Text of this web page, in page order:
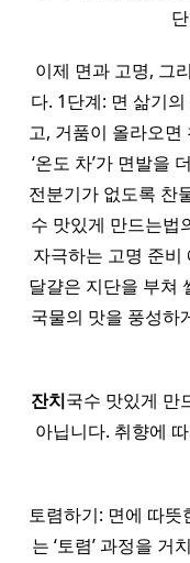
이제 면과 고명, 그
다. 1단계: 면 삶기
고, 거품이 올라오면
‘온도 차’가 면발을
전분기가 없도록 찬
수 맛있게 만드는법
자극하는 고명 준비
달걀은 지단을 부쳐
국물의 맛을 풍성하
잔치국수 맛있게 만
아닙니다. 취향에
토렴하기: 면에 따
는 ‘토렴’ 과정을